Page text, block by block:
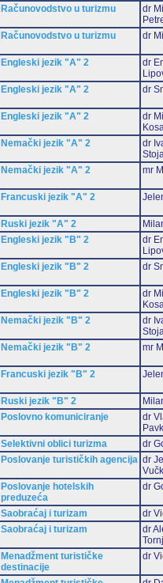
Računovodstvo u turizmu
dr
Računovodstvo u turizmu dr
Engleski jezik "A" 2
dr
Engleski jezik "A" 2 dr
Engleski jezik "A" 2
dr
Nemački jezik "A" 2
dr
Nemački jezik "A" 2 mr
Francuski jezik "A" 2
Ruski jezik "A" 2
Engleski jezik "B" 2
dr
Engleski jezik "B" 2 dr
Engleski jezik "B" 2
dr
Nemački jezik "B" 2
dr
Nemački jezik "B" 2 mr
Francuski jezik "B" 2
Ruski jezik "B" 2
Poslovno komuniciranje
dr
Selektivni oblici turizma
dr
Poslovanje turističkih agencija dr
Poslovanje hotelskih
preduzeća
dr
Saobraćaj i turizam
dr
Saobraćaj i turizam
dr
Menadžment turističke
destinacije
dr